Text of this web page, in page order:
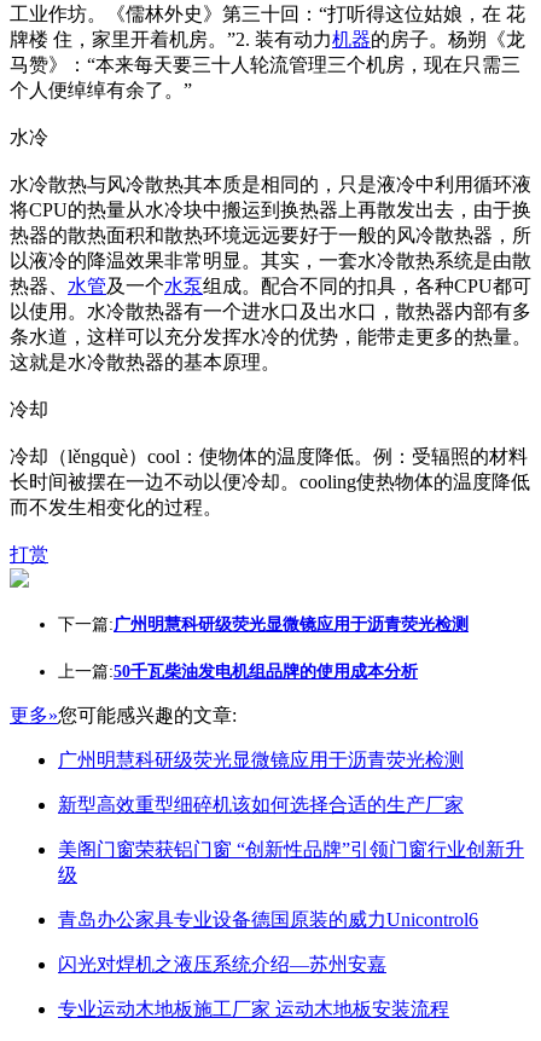
工业作坊。《儒林外史》第三十回：“打听得这位姑娘，在 花
牌楼 住，家里开着机房。”2. 装有动力机器的房子。杨朔《龙
马赞》：“本来每天要三十人轮流管理三个机房，现在只需三
个人便绰绰有余了。”
水冷
水冷散热与风冷散热其本质是相同的，只是液冷中利用循环液
将CPU的热量从水冷块中搬运到换热器上再散发出去，由于换
热器的散热面积和散热环境远远要好于一般的风冷散热器，所
以液冷的降温效果非常明显。其实，一套水冷散热系统是由散
热器、 水管及一个水泵组成。配合不同的扣具，各种CPU都可
以使用。水冷散热器有一个进水口及出水口，散热器内部有多
条水道，这样可以充分发挥水冷的优势，能带走更多的热量。
这就是水冷散热器的基本原理。
冷却
冷却（lěngquè）cool：使物体的温度降低。例：受辐照的材料
长时间被摆在一边不动以便冷却。cooling使热物体的温度降低
而不发生相变化的过程。
打赏
下一篇:广州明慧科研级荧光显微镜应用于沥青荧光检测
上一篇:50千瓦柴油发电机组品牌的使用成本分析
更多»您可能感兴趣的文章:
广州明慧科研级荧光显微镜应用于沥青荧光检测
新型高效重型细碎机该如何选择合适的生产厂家
美阁门窗荣获铝门窗 “创新性品牌”引领门窗行业创新升
级
青岛办公家具专业设备德国原装的威力Unicontrol6
闪光对焊机之液压系统介绍—苏州安嘉
专业运动木地板施工厂家 运动木地板安装流程